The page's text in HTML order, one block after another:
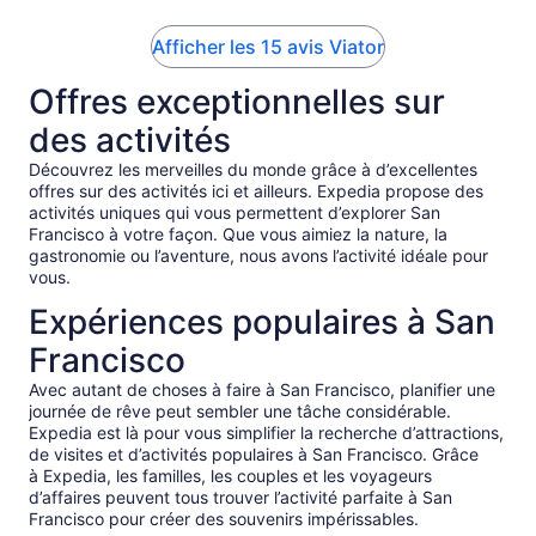
Afficher les 15 avis Viator
Offres exceptionnelles sur
des activités
Découvrez les merveilles du monde grâce à d’excellentes
offres sur des activités ici et ailleurs. Expedia propose des
activités uniques qui vous permettent d’explorer San
Francisco à votre façon. Que vous aimiez la nature, la
gastronomie ou l’aventure, nous avons l’activité idéale pour
vous.
Expériences populaires à San
Francisco
Avec autant de choses à faire à San Francisco, planifier une
journée de rêve peut sembler une tâche considérable.
Expedia est là pour vous simplifier la recherche d’attractions,
de visites et d’activités populaires à San Francisco. Grâce
à Expedia, les familles, les couples et les voyageurs
d’affaires peuvent tous trouver l’activité parfaite à San
Francisco pour créer des souvenirs impérissables.